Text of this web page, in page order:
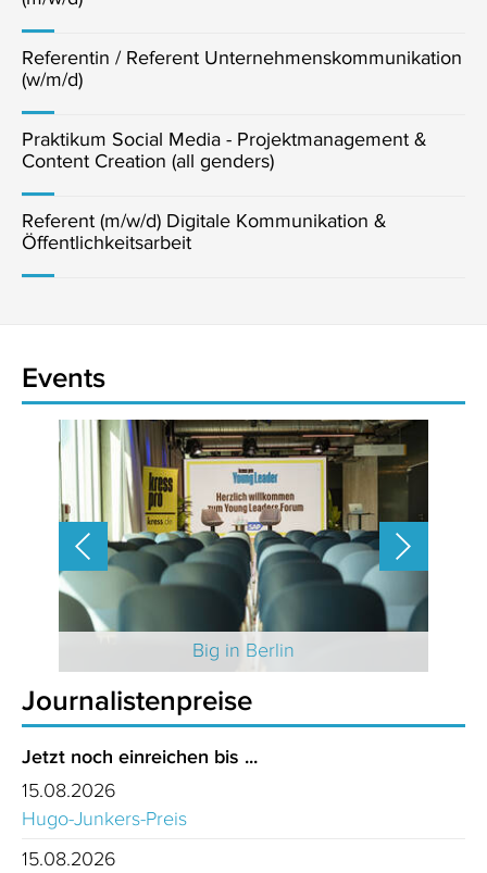
Referentin / Referent Unternehmenskommunikation
(w/m/d)
Praktikum Social Media - Projektmanagement &
Content Creation (all genders)
Referent (m/w/d) Digitale Kommunikation &
Öffentlichkeitsarbeit
Events
Big in Berlin
Journalistenpreise
Jetzt noch einreichen bis ...
15.08.2026
Hugo-Junkers-Preis
15.08.2026